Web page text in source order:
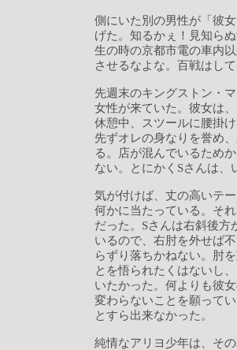
側にいた別の男性が「彼
げた。知るかぇ！見知ら
生の時の京都市電の車内
させるなよな。百戦はし
先週末のキングストン・
女性が来ていた。彼女は
休憩中、スツールに腰掛
先ずオレの身なりを誉め
る。店が混んでいるため
ない。とにかくSさんは
気が付けば、丈の高いテ
何かに当たっている。そ
だった。Sさんは右斜後
いるので、右肘を外せば
らずり落ちかねない。肘
とを悟られたくはないし
いたかった。何よりも彼
変わらないことを願って
とすら出来なかった。
純情なアリヨ少年は、そ